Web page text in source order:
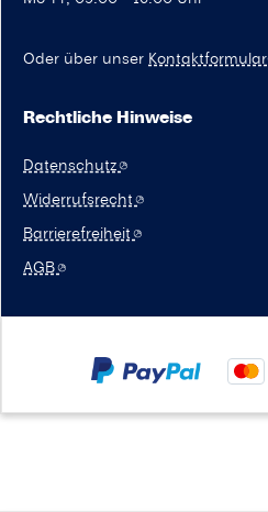
Oder über unser Kontaktformular
Rechtliche Hinweise
Datenschutz
Widerrufsrecht
Barrierefreiheit
AGB